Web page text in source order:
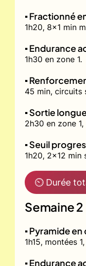
▪️ Fractionné
1h20, 8x1 min
▪️ Endurance
1h30 en zone 1.
▪️
45 min, circuits
▪️ Sortie
2h30 en zone
▪️ Seuil
1h20, 2x12 min
⏲ Durée
Semaine 2
▪️ Pyramide
1h15, montées
▪️ Endurance